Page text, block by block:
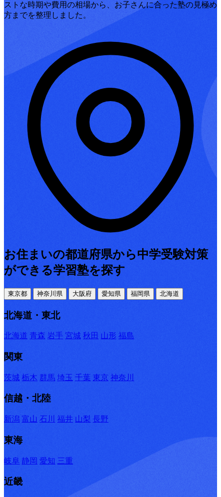
ストな時期や費用の相場から、お子さんに合った塾の見極め
方までを整理しました。
お住まいの都道府県から中学受験対策
ができる学習塾を探す
東京都 神奈川県 大阪府 愛知県 福岡県 北海道
北海道・東北
北海道 青森 岩手 宮城 秋田 山形 福島
関東
茨城 栃木 群馬 埼玉 千葉 東京 神奈川
信越・北陸
新潟 富山 石川 福井 山梨 長野
東海
岐阜 静岡 愛知 三重
近畿